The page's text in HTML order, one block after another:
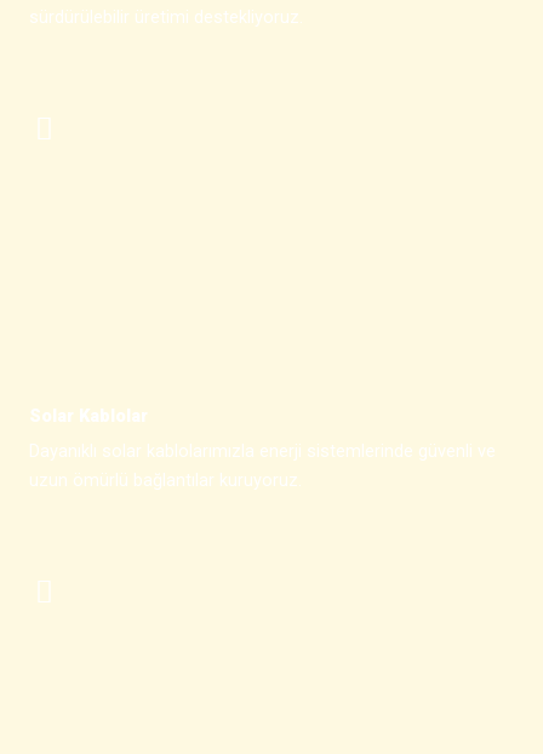
sürdürülebilir üretimi destekliyoruz.
Solar Kablolar
Dayanıklı solar kablolarımızla enerji sistemlerinde güvenli ve
uzun ömürlü bağlantılar kuruyoruz.